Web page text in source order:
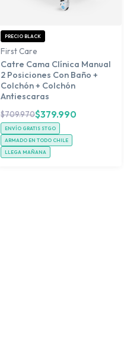
PRECIO BLACK
First Care
Catre Cama Clínica Manual
2 Posiciones Con Baño +
Colchón + Colchón
Antiescaras
$709.970$379.990
ENVÍO GRATIS STGO
ARMADO EN TODO CHILE
LLEGA MAÑANA